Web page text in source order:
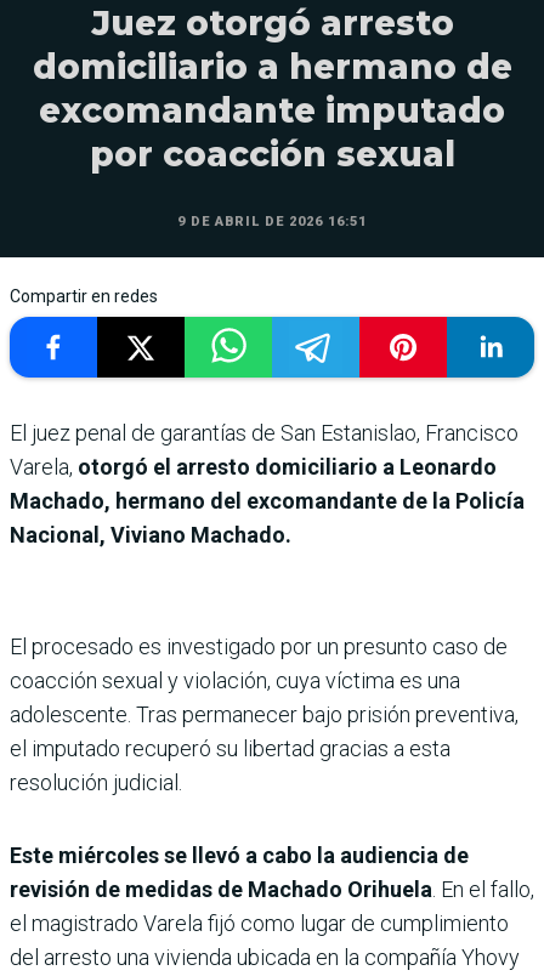
Juez otorgó arresto
domiciliario a hermano de
excomandante imputado
por coacción sexual
9 DE ABRIL DE 2026 16:51
Compartir en redes
El juez penal de garantías de San Estanislao, Francisco
Varela, otorgó el arresto domiciliario a Leonardo
Machado, hermano del excomandante de la Policía
Nacional, Viviano Machado.
El procesado es investigado por un presunto caso de
coacción sexual y violación, cuya víctima es una
adolescente. Tras permanecer bajo prisión preventiva,
el imputado recuperó su libertad gracias a esta
resolución judicial.
Este miércoles se llevó a cabo la audiencia de
revisión de medidas de Machado Orihuela . En el fallo,
el magistrado Varela fijó como lugar de cumplimiento
del arresto una vivienda ubicada en la compañía Yhovy